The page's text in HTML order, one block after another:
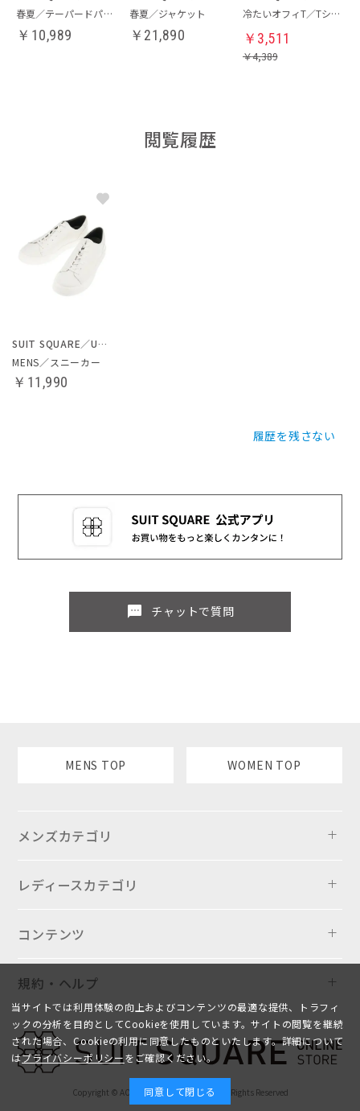
春夏／テーパードパンツ
￥ 10,989
春夏／ジャケット
￥ 21,890
冷たいオフィT／Tシャツ
￥ 3,511
￥4,389
閲覧履歴
SUIT SQUARE／UNIVERSAL LANGUAGE
MENS／スニーカー
￥11,990
履歴を残さない
sms チャットで質問
MENS TOP WOMEN TOP
メンズカテゴリ
レディースカテゴリ
コンテンツ
規約・ヘルプ
Copyright © AOYAMA TRADING Co.,Ltd. All Rights Reserved
当サイトでは利用体験の向上およびコンテンツの最適な提供、トラフィ
ックの分析を目的としてCookieを使用しています。サイトの閲覧を継続
された場合、Cookieの利用に同意したものといたします。詳細について
はプライバシーポリシーをご確認ください。
同意して閉じる